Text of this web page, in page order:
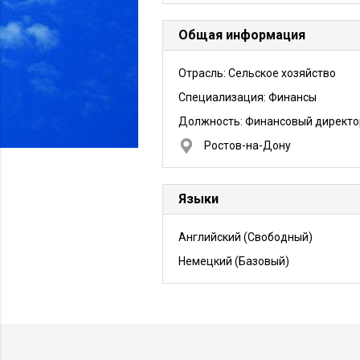
Общая информация
Отрасль: Сельское хозяйство
Специализация: Финансы
Должность: Финансовый
Ростов-на-Дону
Языки
Английский (Свободный)
Немецкий (Базовый)